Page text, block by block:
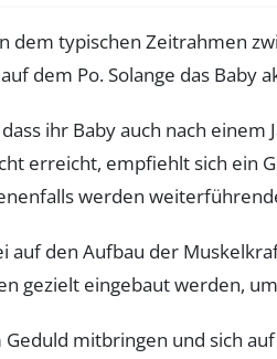
dem typischen Zeitrahmen
dem Po. Solange das
ihr Baby auch nach
erreicht, empfiehlt sich ein
werden
auf den Aufbau der
gezielt eingebaut werden,
mitbringen und sich